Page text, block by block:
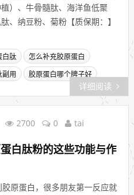
）、牛骨髓肽、海洋鱼低聚
、纳豆粉、菊粉【质保期：】
白肽 怎么补充胶原蛋白
副用 胶原蛋白哪个牌子好
详细阅读
2700 0 tai
白肽粉的这些功能与作
胶原蛋白，很多朋友第一反应就